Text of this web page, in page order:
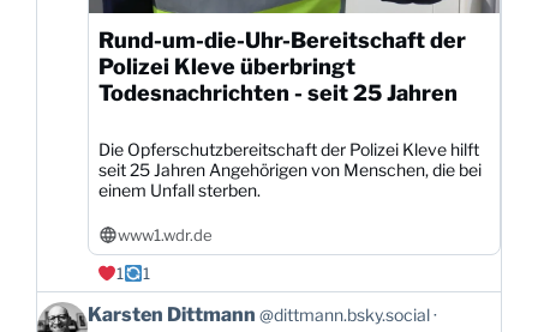
Rund-um-die-Uhr-Bereitschaft der
Polizei Kleve überbringt
Todesnachrichten - seit 25 Jahren
Die Opferschutzbereitschaft der Polizei Kleve hilft
seit 25 Jahren Angehörigen von Menschen, die bei
einem Unfall sterben.
www1.wdr.de
1
1
BeitragKarsten Dittmann @dittmann.bsky.social